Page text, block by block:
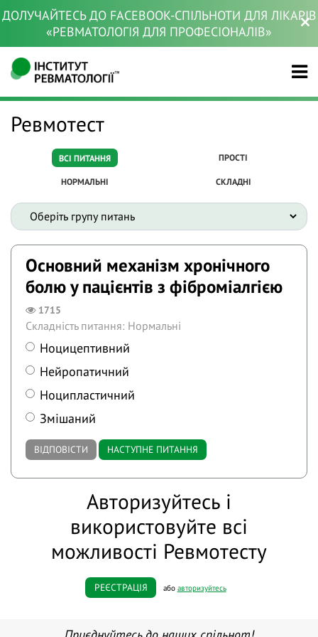
ДОЛУЧАЙТЕСЬ ДО FACEBOOK-СПІЛЬНОТИ ДЛЯ ЛІКАРІВ
«РЕВМАТОЛОГІЯ ДЛЯ ПРОФЕСІОНАЛІВ»
Ревмотест
ВСІ ПИТАННЯ ПРОСТІ
НОРМАЛЬНІ СКЛАДНІ
Основний механізм хронічного
болю у пацієнтів з фіброміалгією
1715
Складність питання: Нормальні
Ноцицептивний
Нейропатичний
Ноципластичний
Змішаний
ВІДПОВІСТИ НАСТУПНЕ ПИТАННЯ
Авторизуйтесь і
використовуйте всі
можливості Ревмотесту
РЕЄСТРАЦІЯ або авторизуйтесь